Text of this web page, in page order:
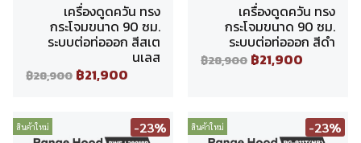
เครื่องดูดควัน ทรง
กระโจมขนาด 90 ซม.
ระบบต่อท่อออก สีสเต
นเลส
฿28,900 ฿21,900
เครื่องดูดควัน ทรง
กระโจมขนาด 90 ซม.
ระบบต่อท่อออก สีดำ
฿28,900 ฿21,900
สินค้าใหม่ -23% สินค้าใหม่ -23%